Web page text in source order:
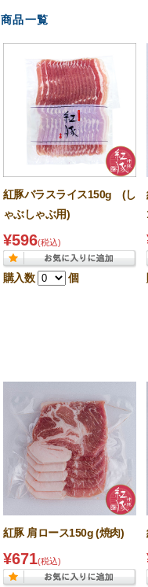
商品一覧
紅豚バラスライス150g (し
ゃぶしゃぶ用)
¥596(税込)
購入数 個
紅豚 肩ロース150g (焼肉)
¥671(税込)